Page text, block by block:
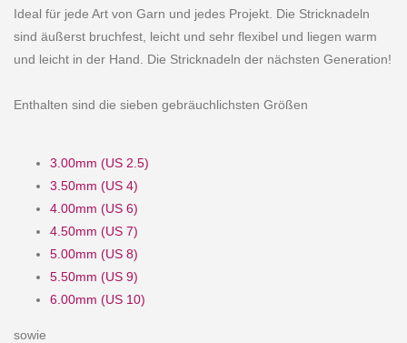
Ideal für jede Art von Garn und jedes Projekt. Die Stricknadeln
sind äußerst bruchfest, leicht und sehr flexibel und liegen warm
und leicht in der Hand. Die Stricknadeln der nächsten Generation!
Enthalten sind die sieben gebräuchlichsten Größen
3.00mm (US 2.5)
3.50mm (US 4)
4.00mm (US 6)
4.50mm (US 7)
5.00mm (US 8)
5.50mm (US 9)
6.00mm (US 10)
sowie